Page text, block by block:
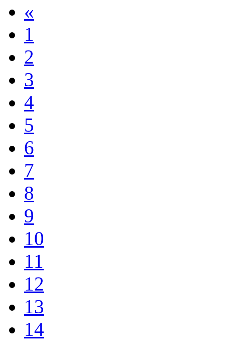
«
1
2
3
4
5
6
7
8
9
10
11
12
13
14